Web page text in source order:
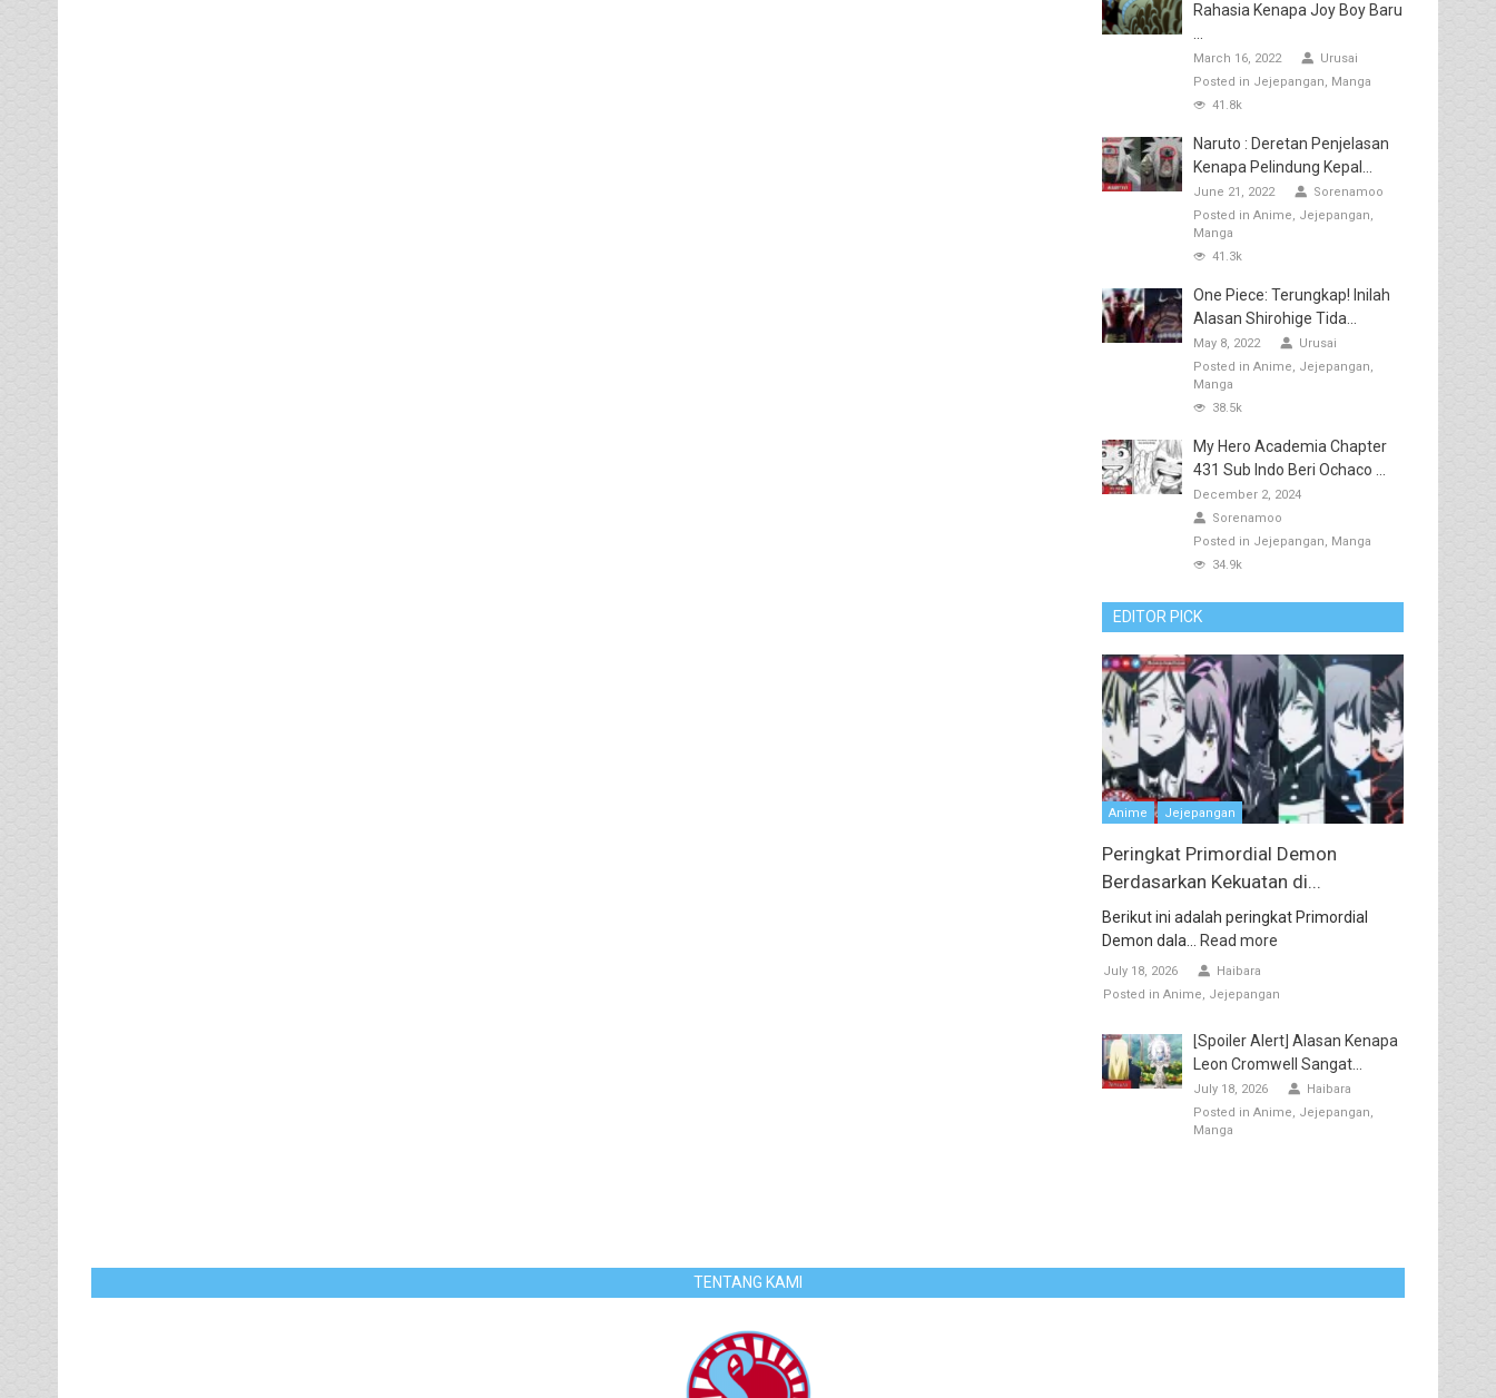
Rahasia Kenapa Joy Boy Baru
March 16, 2022
Urusai
Posted in Jejepangan
Manga
41.8k
Naruto : Deretan Penjelasan
Kenapa Pelindung Kepal...
June 21, 2022
Sorenamoo
Posted in Anime
Jejepangan
Manga
41.3k
One Piece: Terungkap! Inilah
Alasan Shirohige Tida...
May 8, 2022
Urusai
Posted in Anime
Jejepangan
Manga
38.5k
My Hero Academia Chapter
431 Sub Indo Beri Ochaco ...
December 2, 2024
Sorenamoo
Posted in Jejepangan
Manga
34.9k
EDITOR PICK
Anime Jejepangan
Peringkat Primordial Demon
Berdasarkan Kekuatan di...
Berikut ini adalah peringkat Primordial
Demon dala...
Read more
July 18, 2026
Haibara
Posted in Anime Jejepangan
[Spoiler Alert] Alasan Kenapa
Leon Cromwell Sangat...
July 18, 2026
Haibara
Posted in Anime
Jejepangan
Manga
TENTANG KAMI